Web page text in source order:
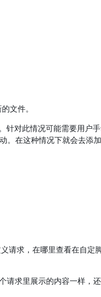
文件。
针对此情况可能需要用户
。在这种情况下就会去添
请求，在哪里查看在自定
请求里展示的内容一样，